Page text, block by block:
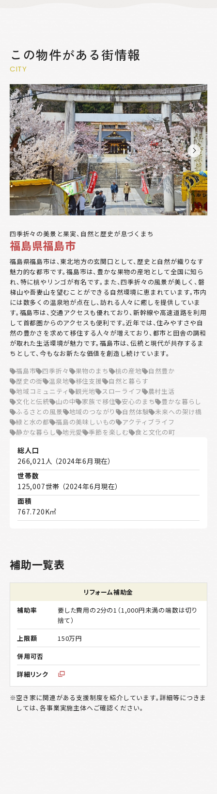
この物件がある街情報
CITY
四季折々の美景と果実、自然と歴史が息づくまち
福島県福島市
福島県福島市は、東北地方の玄関口として、歴史と自然が織りなす
魅力的な都市です。福島市は、豊かな果物の産地として全国に知ら
れ、特に桃やリンゴが有名です。また、四季折々の風景が美しく、磐
梯山や吾妻山を望むことができる自然環境に恵まれています。市内
には数多くの温泉地が点在し、訪れる人々に癒しを提供していま
す。福島市は、交通アクセスも優れており、新幹線や高速道路を利用
して首都圏からのアクセスも便利です。近年では、住みやすさや自
然の豊かさを求めて移住する人々が増えており、都市と田舎の調和
が取れた生活環境が魅力です。福島市は、伝統と現代が共存するま
ちとして、今もなお新たな価値を創造し続けています。
福島市
四季折々 果物のまち 桃の産地
自然豊か
歴史の街
温泉地 移住支援
自然と暮らす
地域コミュニティ
観光地 スローライフ
農村生活
文化と伝統
山の中 家族で移住 安心のまち
豊かな暮らし
ふるさとの風景
地域のつながり 自然体験
未来への架け橋
緑と水の都
福島の美味しいもの
アクティブライフ
静かな暮らし
地元愛 季節を楽しむ 食と文化の町
総人口
266,021人 （2024年6月現在）
世帯数
125,007世帯 （2024年6月現在）
面積
767.720K㎡
補助一覧表
リフォーム補助金
要した費用の2分の1（1,000円未満の端数は切り
捨て）
150万円
空き家に関連がある支援制度を紹介しています。詳細等につきま
しては、各事業実施主体へご確認ください。